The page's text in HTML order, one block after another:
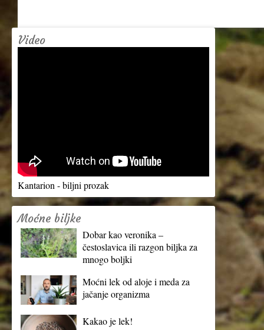
Video
Kantarion - biljni prozak
Moćne biljke
Dobar kao veronika –
čestoslavica ili razgon biljka za
mnogo boljki
Moćni lek od aloje i meda za
jačanje organizma
Kakao je lek!